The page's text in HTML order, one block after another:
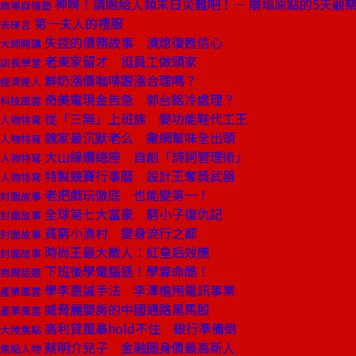
商場自慢塾 神啊！請賜給人類末日災難吧！— 崩塌原點的5天觀
去梯言 第一夫人的禮服
大師開講 失控的債務故事 澆熄復甦信心
店長學堂 老東家留才 挺員工做頭家
經濟達人 鮮奶漲價咖啡跟漲合理嗎？
科技風雲 奇美電現金告急 郭台銘冷處理？
人物特寫 從「三無」上班族 變功能鞋代工王
人物特寫 魏家最沉默老么 撒網幫味全出頭
人物特寫 大山線纜總座 自創「詩詞管理術」
人物特寫 特製競賽行事曆 設計王奪獎武器
封面故事 老把戲玩徹底 也能變第一！
封面故事 全球第七大富豪 窮小子復仇記
封面故事 貧窮小漁村 變身流行之都
封面故事 時尚王最大敵人：紅皇后效應
商周話題 下班後學電腦遜！學算命酷！
產業風雲 學李嘉誠手法 李澤楷甩電訊事業
產業風雲 威脅麗嬰房的中國通路黑馬股
大陸焦點 高利貸風暴hold不住 銀行準備倒
焦點人物 蔡明介兒子 金融圈身價最高新人